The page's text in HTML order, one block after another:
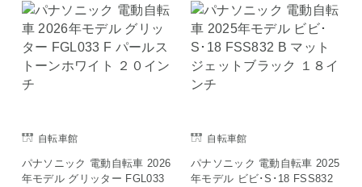
自転車館
パナソニック 電動自転車 2026
年モデル グリッター FGL033
自転車館
パナソニック 電動自転車 2025
年モデル ビビ･S･18 FSS832